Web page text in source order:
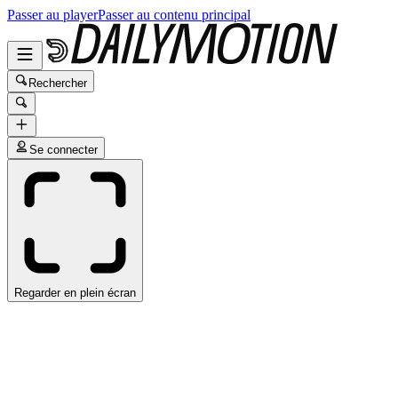
Passer au playerPasser au contenu principal
Rechercher
Se connecter
Regarder en plein écran